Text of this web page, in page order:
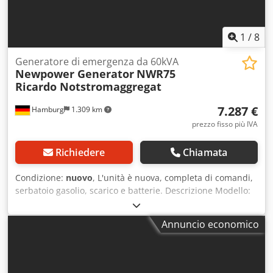
1 /8
Hamburg 1.309 km
Generatore di emergenza da 60kVA
Newpower Generator NWR75
Ricardo Notstromaggregat
7.287 €
prezzo fisso più IVA
Richiedere Chiamata
Condizione: nuovo, L'unità è nuova, completa di comandi,
serbatoio gasolio, scarico e batterie. Descrizione Modello:
NWR75 Ricardo Motor Gruppo elettrogeno Newpower
Potenza continua: 60 kVA / 48 kW Potenza massima: 66 kVA
/ 52 kW Motore: Kofo RICardo N4105ZDS, 4 cilindri
Annuncio economico